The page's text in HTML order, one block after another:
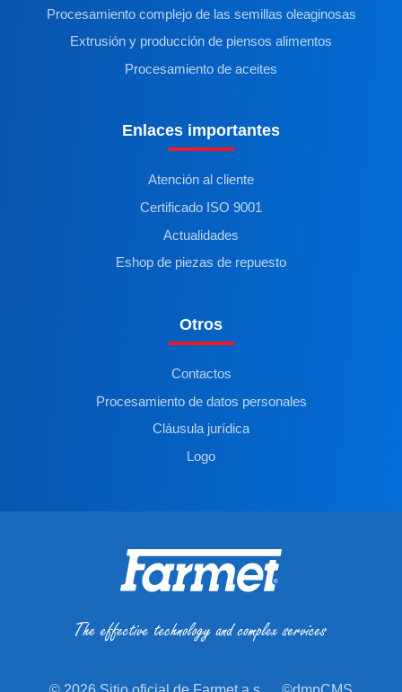
Procesamiento complejo de las semillas oleaginosas
Extrusión y producción de piensos alimentos
Procesamiento de aceites
Enlaces importantes
Atención al cliente
Certificado ISO 9001
Actualidades
Eshop de piezas de repuesto
Otros
Contactos
Procesamiento de datos personales
Cláusula jurídica
Logo